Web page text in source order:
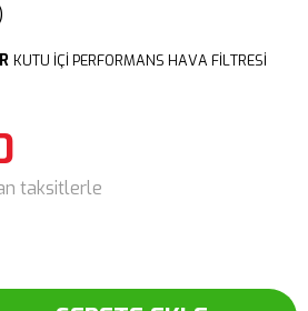
KUTU İÇİ PERFORMANS HAVA FİLTRESİ
taksitlerle